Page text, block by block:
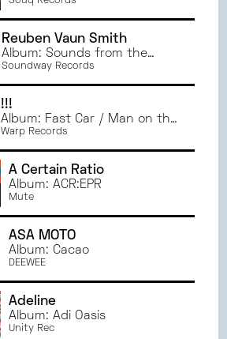
Reuben Vaun Smith
Album: Sounds from the
Workshop
Soundway Records
!!!
Album: Fast Car / Man on the
Moon
Warp Records
A Certain Ratio
Album: ACR:EPR
Mute
ASA MOTO
Album: Cacao
DEEWEE
Adeline
Album: Adi Oasis
Unity Rec